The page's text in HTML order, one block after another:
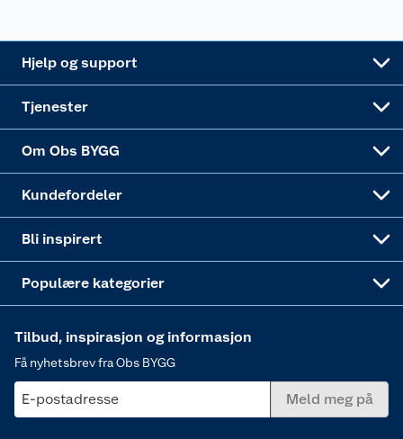
Hjelp og support
Tjenester
Om Obs BYGG
Kundefordeler
Bli inspirert
Populære kategorier
Tilbud, inspirasjon og informasjon
Få nyhetsbrev fra Obs BYGG
E-postadresse Meld meg på